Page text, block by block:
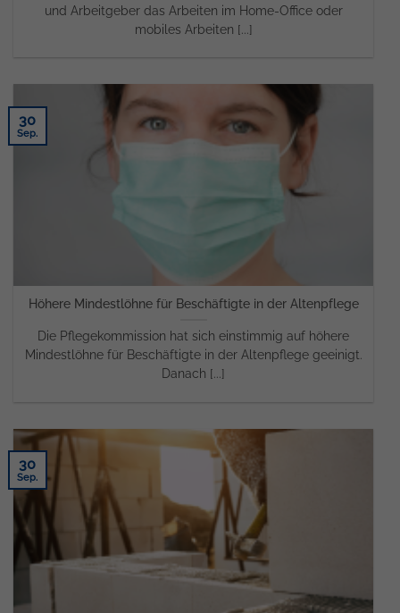
und Arbeitgeber das Arbeiten im Home-Office oder
mobiles Arbeiten [...]
Höhere Mindestlöhne für Beschäftigte in der Altenpflege
Die Pflegekommission hat sich einstimmig auf höhere
Mindestlöhne für Beschäftigte in der Altenpflege geeinigt.
Danach [...]
30
Sep.
30
Sep.